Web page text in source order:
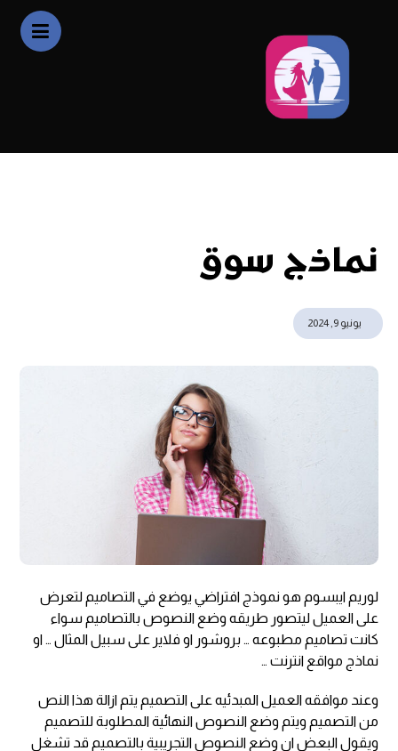
نماذج سوق
يونيو 9, 2024
لوريم ايبسوم هو نموذج افتراضي يوضع في التصاميم لتعرض
على العميل ليتصور طريقه وضع النصوص بالتصاميم سواء
كانت تصاميم مطبوعه … بروشور او فلاير على سبيل المثال … او
نماذج مواقع انترنت …
وعند موافقه العميل المبدئيه على التصميم يتم ازالة هذا النص
من التصميم ويتم وضع النصوص النهائية المطلوبة للتصميم
ويقول البعض ان وضع النصوص التجريبية بالتصميم قد تشغل